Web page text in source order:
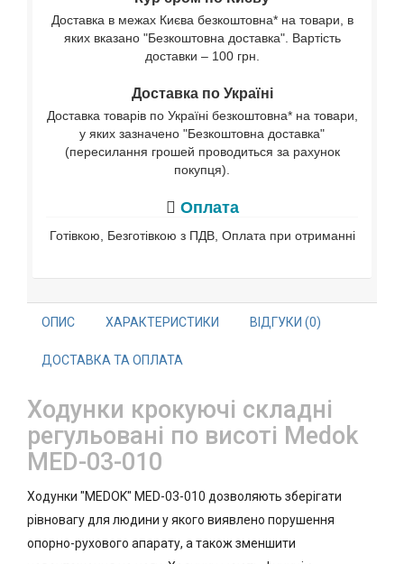
Доставка в межах Києва безкоштовна* на товари, в
яких вказано "Безкоштовна доставка". Вартість
доставки – 100 грн.
Доставка по Україні
Доставка товарів по Україні безкоштовна* на товари,
у яких зазначено "Безкоштовна доставка"
(пересилання грошей проводиться за рахунок
покупця).
Оплата
Готівкою, Безготівкою з ПДВ, Оплата при отриманні
ОПИС ХАРАКТЕРИСТИКИ ВІДГУКИ (0)
ДОСТАВКА ТА ОПЛАТА
Ходунки крокуючі складні
регульовані по висоті Medok
MED-03-010
Ходунки "MEDOK" MED-03-010 дозволяють зберігати
рівновагу для людини у якого виявлено порушення
опорно-рухового апарату, а також зменшити